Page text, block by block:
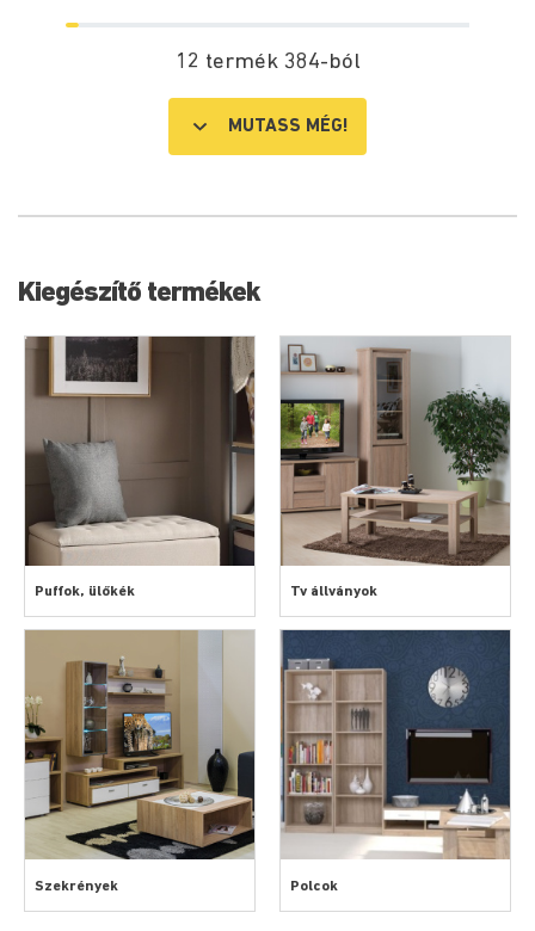
12 termék 384-ból
MUTASS MÉG!
Kiegészítő termékek
Puffok, ülőkék Tv állványok
Szekrények Polcok